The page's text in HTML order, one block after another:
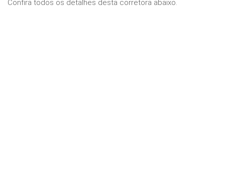
Confira todos os detalhes desta corretora abaixo.